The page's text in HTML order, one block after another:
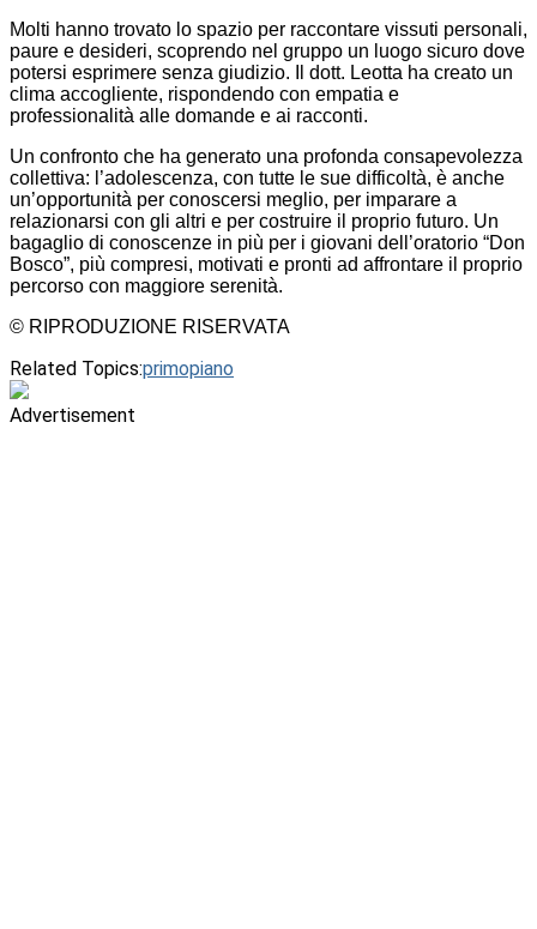
Molti hanno trovato lo spazio per raccontare vissuti personali,
paure e desideri, scoprendo nel gruppo un luogo sicuro dove
potersi esprimere senza giudizio. Il dott. Leotta ha creato un
clima accogliente, rispondendo con empatia e
professionalità alle domande e ai racconti.
Un confronto che ha generato una profonda consapevolezza
collettiva: l’adolescenza, con tutte le sue difficoltà, è anche
un’opportunità per conoscersi meglio, per imparare a
relazionarsi con gli altri e per costruire il proprio futuro. Un
bagaglio di conoscenze in più per i giovani dell’oratorio “Don
Bosco”, più compresi, motivati e pronti ad affrontare il proprio
percorso con maggiore serenità.
© RIPRODUZIONE RISERVATA
Related Topics:primopiano
Advertisement